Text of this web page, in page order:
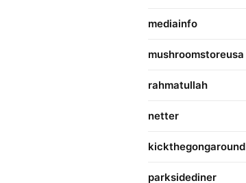
mediainfo
mushroomstoreusa
rahmatullah
netter
kickthegongaround
parksidediner